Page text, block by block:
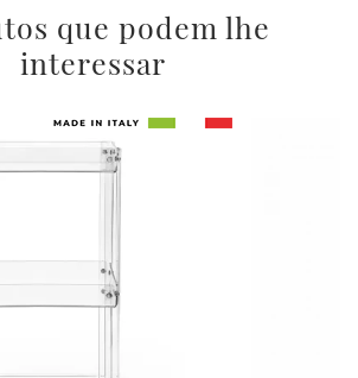
que podem lhe
interessar